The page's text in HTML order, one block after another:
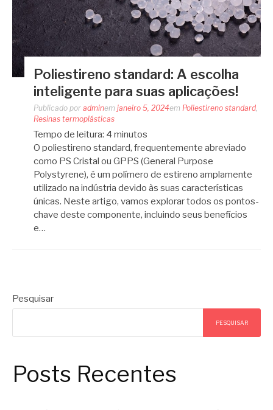
Poliestireno standard: A escolha
inteligente para suas aplicações!
Publicado por adminem janeiro 5, 2024em Poliestireno standard,
Resinas termoplásticas
Tempo de leitura: 4 minutos
O poliestireno standard, frequentemente abreviado
como PS Cristal ou GPPS (General Purpose
Polystyrene), é um polímero de estireno amplamente
utilizado na indústria devido às suas características
únicas. Neste artigo, vamos explorar todos os pontos-
chave deste componente, incluindo seus benefícios
e…
Pesquisar
PESQUISAR
Posts Recentes